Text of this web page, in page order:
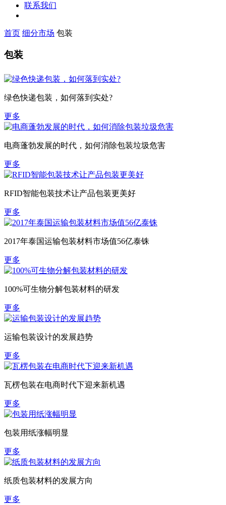
联系我们
首页 细分市场 包装
包装
绿色快递包装，如何落到实处?
更多
电商蓬勃发展的时代，如何消除包装垃圾危害
更多
RFID智能包装技术让产品包装更美好
更多
2017年泰国运输包装材料市场值56亿泰铢
更多
100%可生物分解包装材料的研发
更多
运输包装设计的发展趋势
更多
瓦楞包装在电商时代下迎来新机遇
更多
包装用纸涨幅明显
更多
纸质包装材料的发展方向
更多